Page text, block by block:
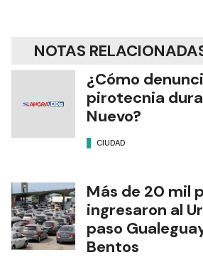
NOTAS
¿Cómo
pirotecnia
Nuevo?
CIUDAD
Más de 20 mil
ingresaron al
paso
Bentos